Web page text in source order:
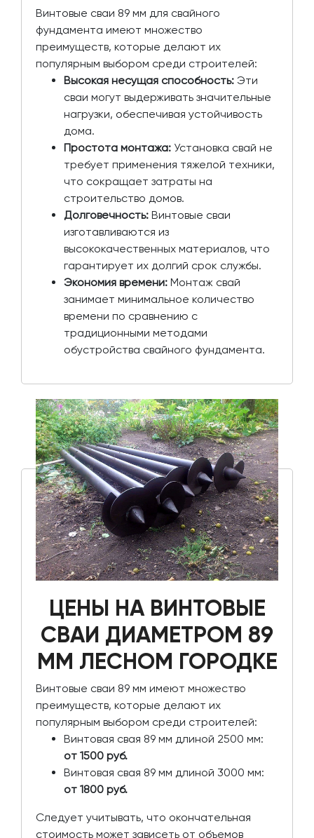
Винтовые сваи 89 мм для свайного
фундамента имеют множество
преимуществ, которые делают их
популярным выбором среди строителей:
Высокая несущая способность: Эти
сваи могут выдерживать значительные
нагрузки, обеспечивая устойчивость
дома.
Простота монтажа: Установка свай не
требует применения тяжелой техники,
что сокращает затраты на
строительство домов.
Долговечность: Винтовые сваи
изготавливаются из
высококачественных материалов, что
гарантирует их долгий срок службы.
Экономия времени: Монтаж свай
занимает минимальное количество
времени по сравнению с
традиционными методами
обустройства свайного фундамента.
ЦЕНЫ НА ВИНТОВЫЕ
СВАИ ДИАМЕТРОМ 89
ММ ЛЕСНОМ ГОРОДКЕ
Винтовые сваи 89 мм имеют множество
преимуществ, которые делают их
популярным выбором среди строителей:
Винтовая свая 89 мм длиной 2500 мм:
от 1500 руб.
Винтовая свая 89 мм длиной 3000 мм:
от 1800 руб.
Следует учитывать, что окончательная
стоимость может зависеть от объемов